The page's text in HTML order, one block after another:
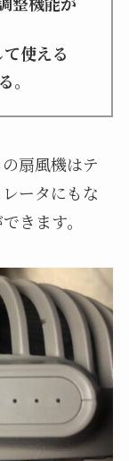
使える
。
扇風機はテ
ータにもな
きます。